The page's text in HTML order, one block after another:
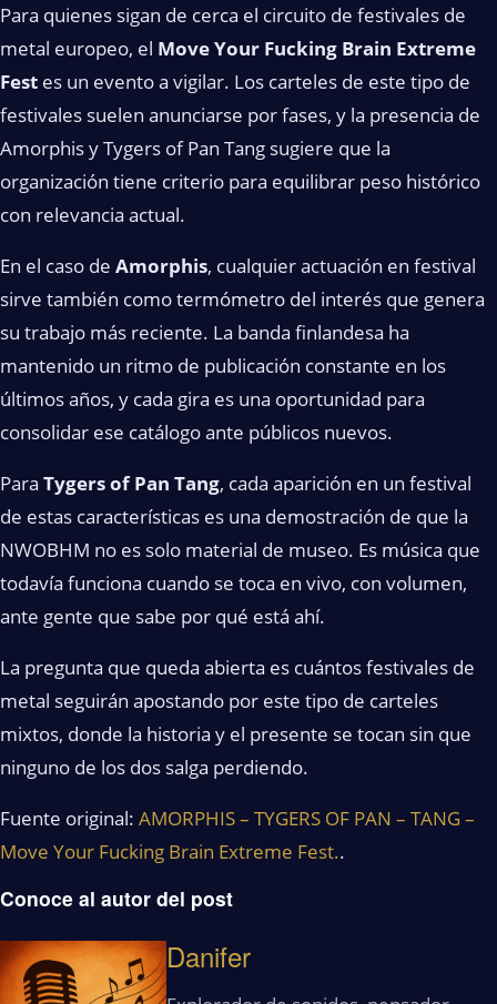
Para quienes sigan de cerca el circuito de festivales de
metal europeo, el Move Your Fucking Brain Extreme
Fest es un evento a vigilar. Los carteles de este tipo de
festivales suelen anunciarse por fases, y la presencia de
Amorphis y Tygers of Pan Tang sugiere que la
organización tiene criterio para equilibrar peso histórico
con relevancia actual.
En el caso de Amorphis, cualquier actuación en festival
sirve también como termómetro del interés que genera
su trabajo más reciente. La banda finlandesa ha
mantenido un ritmo de publicación constante en los
últimos años, y cada gira es una oportunidad para
consolidar ese catálogo ante públicos nuevos.
Para Tygers of Pan Tang, cada aparición en un festival
de estas características es una demostración de que la
NWOBHM no es solo material de museo. Es música que
todavía funciona cuando se toca en vivo, con volumen,
ante gente que sabe por qué está ahí.
La pregunta que queda abierta es cuántos festivales de
metal seguirán apostando por este tipo de carteles
mixtos, donde la historia y el presente se tocan sin que
ninguno de los dos salga perdiendo.
Fuente original: AMORPHIS – TYGERS OF PAN – TANG –
Move Your Fucking Brain Extreme Fest..
Conoce al autor del post
Danifer